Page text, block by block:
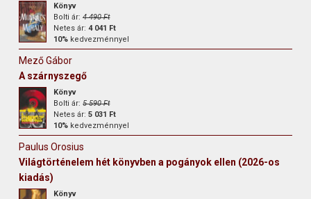
Könyv
Bolti ár:4 490 Ft
Netes ár:4 041 Ft
10% kedvezménnyel
Mező Gábor
A szárnyszegő
Könyv
Bolti ár:5 590 Ft
Netes ár:5 031 Ft
10% kedvezménnyel
Paulus Orosius
Világtörténelem hét könyvben a pogányok ellen (2026-os
kiadás)
Könyv